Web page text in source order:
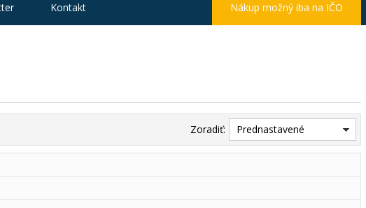
Zoradiť: Prednastavené
Kontakt Nákup možný iba na IČO